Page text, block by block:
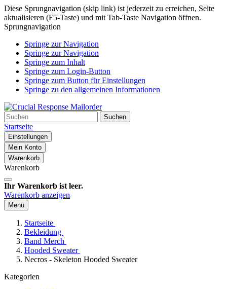
Diese Sprungnavigation (skip link) ist jederzeit zu erreichen, Seite
aktualisieren (F5-Taste) und mit Tab-Taste Navigation öffnen.
Sprungnavigation
Springe zur Navigation
Springe zur Navigation
Springe zum Inhalt
Springe zum Login-Button
Springe zum Button für Einstellungen
Springe zu den allgemeinen Informationen
Suchen
Startseite
Einstellungen
Mein Konto
Warenkorb
Warenkorb
Ihr Warenkorb ist leer.
Warenkorb anzeigen
Menü
Startseite
Bekleidung
Band Merch
Hooded Sweater
Necros - Skeleton Hooded Sweater
Kategorien